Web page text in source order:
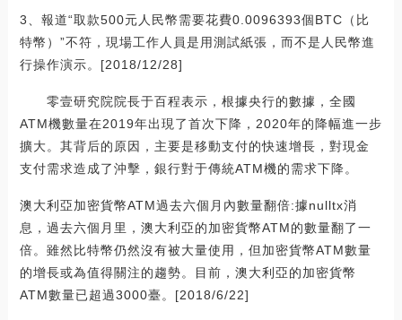
3、報道“取款500元人民幣需要花費0.0096393個BTC（比
特幣）”不符，現場工作人員是用測試紙張，而不是人民幣進
行操作演示。[2018/12/28]
零壹研究院院長于百程表示，根據央行的數據，全國
ATM機數量在2019年出現了首次下降，2020年的降幅進一步
擴大。其背后的原因，主要是移動支付的快速增長，對現金
支付需求造成了沖擊，銀行對于傳統ATM機的需求下降。
澳大利亞加密貨幣ATM過去六個月內數量翻倍:據nulltx消
息，過去六個月里，澳大利亞的加密貨幣ATM的數量翻了一
倍。雖然比特幣仍然沒有被大量使用，但加密貨幣ATM數量
的增長或為值得關注的趨勢。目前，澳大利亞的加密貨幣
ATM數量已超過3000臺。[2018/6/22]